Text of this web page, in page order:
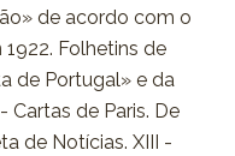
de acordo com o
Folhetins de
de Portugal» e da
Cartas de Paris. De
de Notícias. XIII -